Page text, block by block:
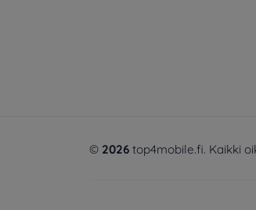
© 2026 top4mobile.fi. Kaikki